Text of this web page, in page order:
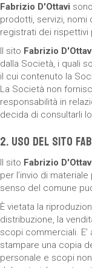
Fabrizio D'Ottavi
prodotti, servizi,
registrati dei rispettivi
Il sito Fabrizio
dalla Società, i quali
il cui contenuto la
La Società non
responsabilità in
decida di consultarli
2. Uso del sito
Il sito Fabrizio
per l’invio di
senso del comune
È vietata la
distribuzione, la
scopi commerciali.
stampare una copia
personale e scopi